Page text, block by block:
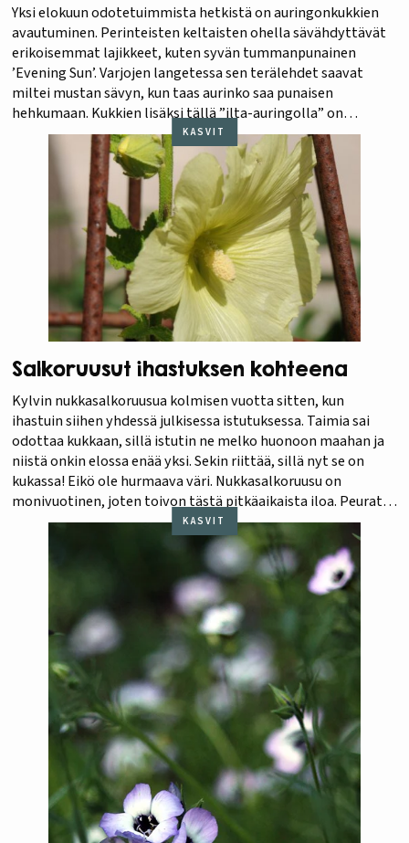
Yksi elokuun odotetuimmista hetkistä on auringonkukkien
avautuminen. Perinteisten keltaisten ohella sävähdyttävät
erikoisemmat lajikkeet, kuten syvän tummanpunainen
’Evening Sun’. Varjojen langetessa sen terälehdet saavat
miltei mustan sävyn, kun taas aurinko saa punaisen
hehkumaan. Kukkien lisäksi tällä ”ilta-auringolla” on
kiehtovat nuput, etenkin kun ne alkavat avautua. Terälehtien
kärjet ovat keltaiset ja paljastavat tumman punansa
vähitellen auetessaan.
KASVIT
Salkoruusut ihastuksen kohteena
Kylvin nukkasalkoruusua kolmisen vuotta sitten, kun
ihastuin siihen yhdessä julkisessa istutuksessa. Taimia sai
odottaa kukkaan, sillä istutin ne melko huonoon maahan ja
niistä onkin elossa enää yksi. Sekin riittää, sillä nyt se on
kukassa! Eikö ole hurmaava väri. Nukkasalkoruusu on
monivuotinen, joten toivon tästä pitkäaikaista iloa. Peurat
valitettavasti herkuttelevat salkoruusuilla, siksi kukkani on
KASVIT